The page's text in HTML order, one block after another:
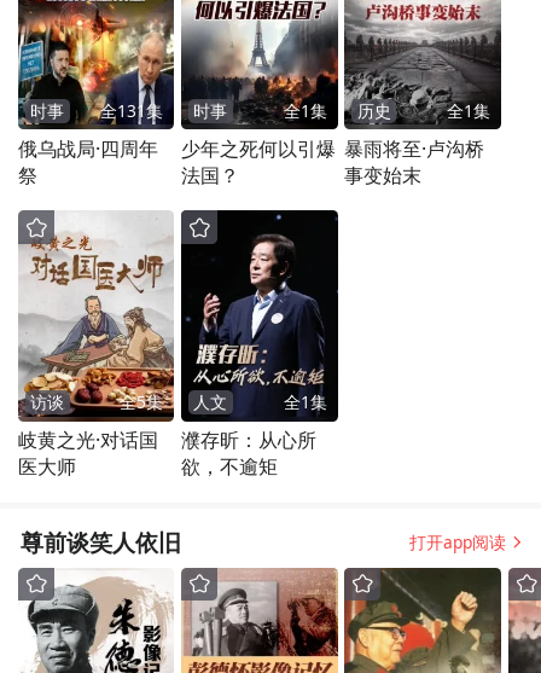
时事 全131集
俄乌战局·四周年
祭
时事 全1集
少年之死何以引爆
法国？
历史 全1集
暴雨将至·卢沟桥
事变始末
访谈 全5集
岐黄之光·对话国
医大师
人文 全1集
濮存昕：从心所
欲，不逾矩
尊前谈笑人依旧 打开app阅读